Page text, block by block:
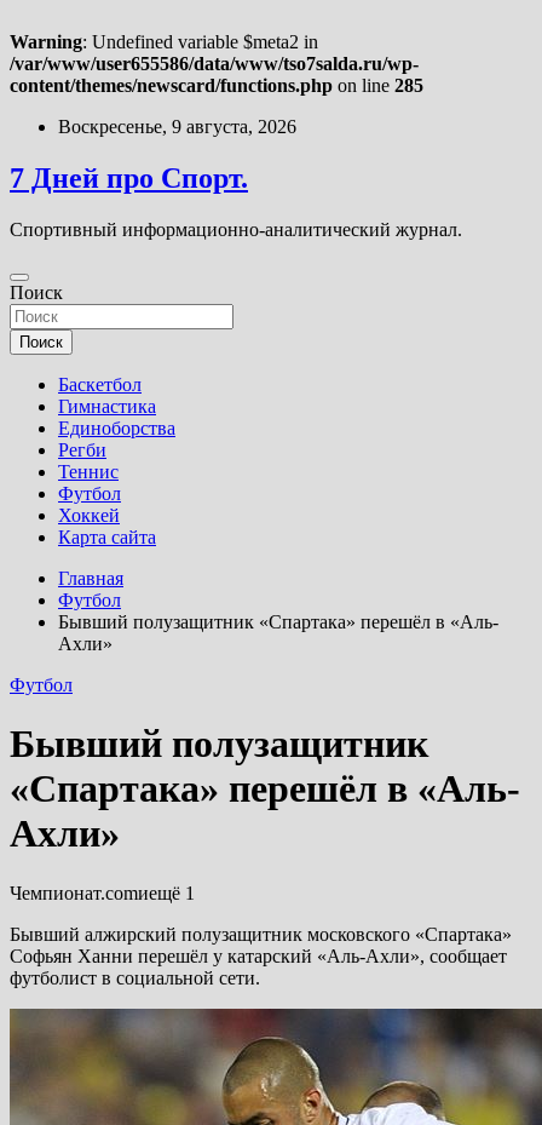
Warning: Undefined variable $meta2 in
/var/www/user655586/data/www/tso7salda.ru/wp-
content/themes/newscard/functions.php on line 285
Перейти
содержимому
Воскресенье, 9 августа, 2026
7 Дней про Спорт.
Спортивный информационно-аналитический журнал.
Поиск
Поиск
Баскетбол
Гимнастика
Единоборства
Регби
Теннис
Футбол
Хоккей
Карта сайта
Главная
Футбол
Бывший полузащитник «Спартака» перешёл в «Аль-
Ахли»
Футбол
Бывший полузащитник
«Спартака» перешёл в «Аль-
Ахли»
Чемпионат.comиещё 1
Бывший алжирский полузащитник московского «Спартака»
Софьян Ханни перешёл у катарский «Аль-Ахли», сообщает
футболист в социальной сети.